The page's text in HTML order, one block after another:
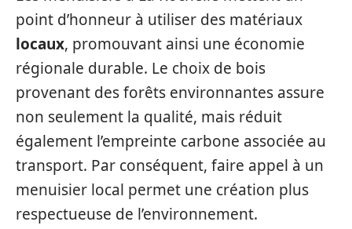
point d’honneur à utiliser des matériaux
locaux, promouvant ainsi une économie
régionale durable. Le choix de bois
provenant des forêts environnantes assure
non seulement la qualité, mais réduit
également l’empreinte carbone associée au
transport. Par conséquent, faire appel à un
menuisier local permet une création plus
respectueuse de l’environnement.